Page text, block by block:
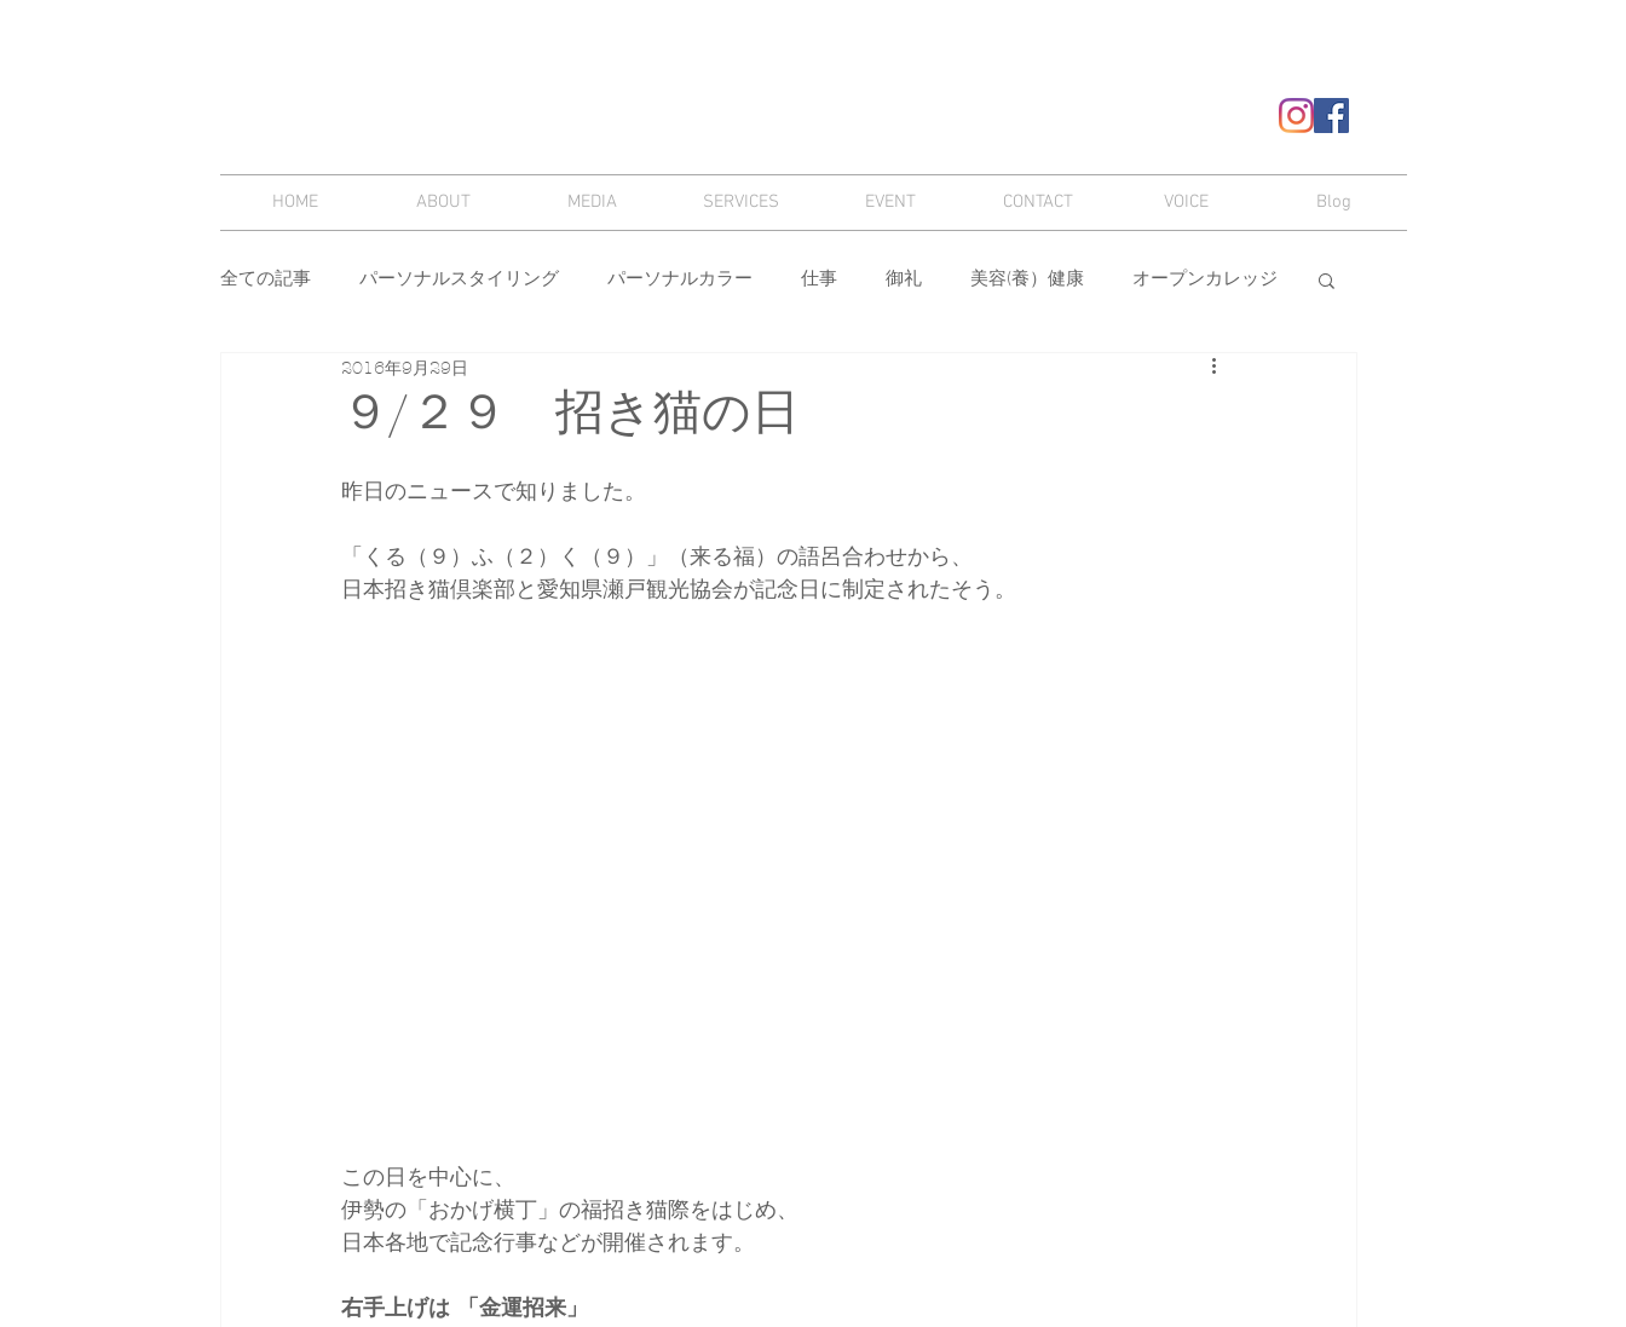
HOME ABOUT MEDIA SERVICES EVENT CONTACT VOICE Blog
全ての記事 パーソナルスタイリング パーソナルカラー 仕事 御礼 美容(養）健康 オープンカレッジ
スタイリング セミナー
雑誌掲載＆取材 コーデ
９/２９ 招き猫の日
2016年9月29日
昨日のニュースで知りました。
「くる（９）ふ（２）く（９）」（来る福）の語呂合わせから、
日本招き猫倶楽部と愛知県瀬戸観光協会が記念日に制定されたそう。
この日を中心に、
伊勢の「おかげ横丁」の福招き猫際をはじめ、
日本各地で記念行事などが開催されます。
右手上げは 「金運招来」